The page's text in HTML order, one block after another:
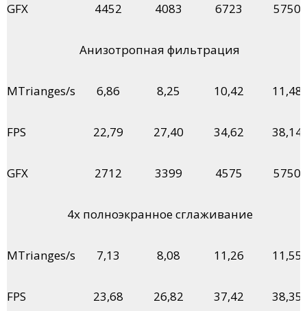
GFX 4452 4083 6723 5750
Анизотропная фильтрация
MTrianges/s 6,86 8,25 10,42 11,48
FPS 22,79 27,40 34,62 38,14
GFX 2712 3399 4575 5750
4х полноэкранное сглаживание
MTrianges/s 7,13 8,08 11,26 11,55
FPS 23,68 26,82 37,42 38,35